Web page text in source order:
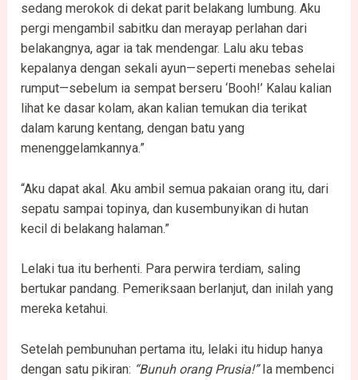
sedang merokok di dekat parit belakang lumbung. Aku
pergi mengambil sabitku dan merayap perlahan dari
belakangnya, agar ia tak mendengar. Lalu aku tebas
kepalanya dengan sekali ayun—seperti menebas sehelai
rumput—sebelum ia sempat berseru ‘Booh!’ Kalau kalian
lihat ke dasar kolam, akan kalian temukan dia terikat
dalam karung kentang, dengan batu yang
menenggelamkannya.”
“Aku dapat akal. Aku ambil semua pakaian orang itu, dari
sepatu sampai topinya, dan kusembunyikan di hutan
kecil di belakang halaman.”
Lelaki tua itu berhenti. Para perwira terdiam, saling
bertukar pandang. Pemeriksaan berlanjut, dan inilah yang
mereka ketahui.
Setelah pembunuhan pertama itu, lelaki itu hidup hanya
dengan satu pikiran: “Bunuh orang Prusia!”Ia membenci